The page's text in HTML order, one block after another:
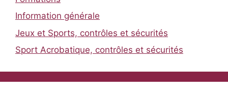
Information générale
Jeux et Sports, contrôles et sécurités
Sport Acrobatique, contrôles et sécurités